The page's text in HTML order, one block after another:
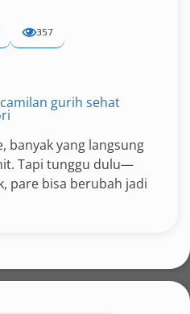
357
camilan gurih sehat
banyak yang langsung
Tapi tunggu dulu—
pare bisa berubah jadi